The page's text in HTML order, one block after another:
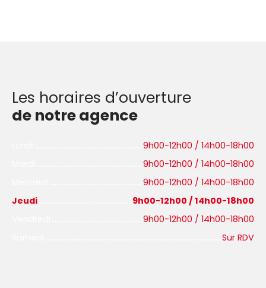
Les horaires d’ouverture
de notre agence
9h00-12h00 / 14h00-18h00
9h00-12h00 / 14h00-18h00
9h00-12h00 / 14h00-18h00
Jeudi
9h00-12h00 / 14h00-18h00
9h00-12h00 / 14h00-18h00
Sur RDV